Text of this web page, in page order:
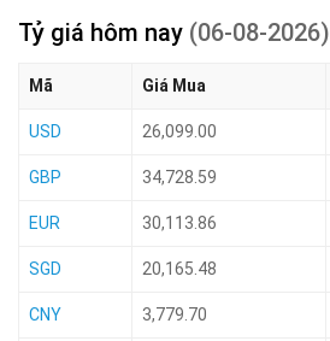
Tỷ giá hôm nay (06-08-2026)
Mã Giá Mua
USD 26,099.00
GBP 34,728.59
EUR 30,113.86
SGD 20,165.48
CNY 3,779.70